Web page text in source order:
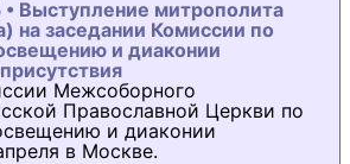
Выступление митрополита
на заседании Комиссии по
и диаконии
Межсоборного
Православной Церкви по
и диаконии
в Москве.